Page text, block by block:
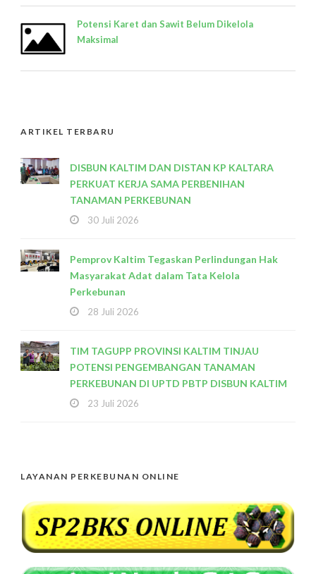
Potensi Karet dan Sawit Belum Dikelola
Maksimal
ARTIKEL TERBARU
DISBUN KALTIM DAN DISTAN KP KALTARA
PERKUAT KERJA SAMA PERBENIHAN
TANAMAN PERKEBUNAN
30 Juli 2026
Pemprov Kaltim Tegaskan Perlindungan Hak
Masyarakat Adat dalam Tata Kelola
Perkebunan
28 Juli 2026
TIM TAGUPP PROVINSI KALTIM TINJAU
POTENSI PENGEMBANGAN TANAMAN
PERKEBUNAN DI UPTD PBTP DISBUN KALTIM
23 Juli 2026
LAYANAN PERKEBUNAN ONLINE